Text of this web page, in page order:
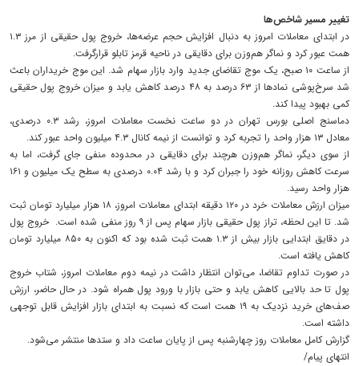
تغییر مسیر شاخص‌ها
در ابتدای معاملات امروز به دنبال افزایش حجم عرضه‌ها، خروج پول حقیقی از مرز ۱.۳
همت عبور کرد‌ و نماگر هم‌وزن برای دقایقی در ناحیه قرمز تابلو قرارگرفت.
از ساعت ۱۰ صبح، یک موج تقاضای جدید وارد بازار سهام شد. این موج خریداران باعث
شد سرخ‌پوشی نمادها از ۶۳ درصد به ۴۸ درصد کاهش یابد و میزان خروج پول حقیقی
کمی بهبود پیدا کند.
دماسنج اصلی بورس تهران در دو ساعت نخست معاملات امروز، رشد ۰.۳ درصدی،
معادل ۱۳ هزار واحد را تجربه کرد و توانست از نیمه کانال ۴.۳ میلیون واحد عبور کند.
از سوی دیگر، نماگر هم‌وزن هرچند برای دقایقی در محدوده منفی جای گرفت، اما به
سرعت کاهش روزانه خود را جبران کرد و با رشد ۰.۰۴ درصدی به سطح یک میلیون و ۱۶۱
هزار واحد رسید.
میزان ارزش معاملات خرد در ۱۲۰ دقیقه ابتدای معاملات امروز، ۱۸ هزار میلیارد تومان ثبت
شد. تا این لحظه، تراز پول حقیقی بازار سهام پس از ۹ روز منفی شده است. خروج پول
در دقایق ابتدایی بازار بیش از ۱.۳ همت ثبت شده بود که اکنون به ۸۵۰ میلیارد تومان
کاهش یافته است.
در صورت تداوم تقاضا، می‌توان انتظار داشت در نیمه دوم معاملات امروز، شتاب خروج
پول تا حد بالایی کاهش یابد و حتی بازار با ورود پول همراه شود. در حال حاضر، ارزش
صف‌های خرید نزدیک به ۱۹ همت است که نسبت به ابتدای بازار افزایش قابل توجهی
داشته است.
گزارش کامل معاملات روز چهارشنبه پس از پایان ساعت داد و ستدها منتشر می‌شود.
انتهای پیام/